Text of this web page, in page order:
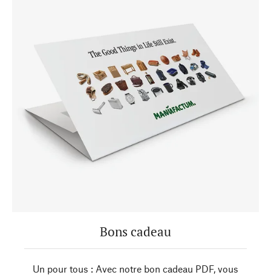
Bons cadeau
Un pour tous : Avec notre bon cadeau PDF, vous